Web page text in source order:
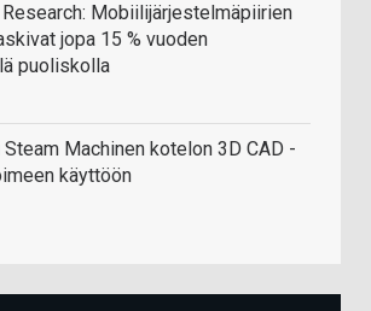
Mobiilijärjestelmäpiirien
jopa 15 % vuoden
puoliskolla
Machinen kotelon 3D CAD -
käyttöön